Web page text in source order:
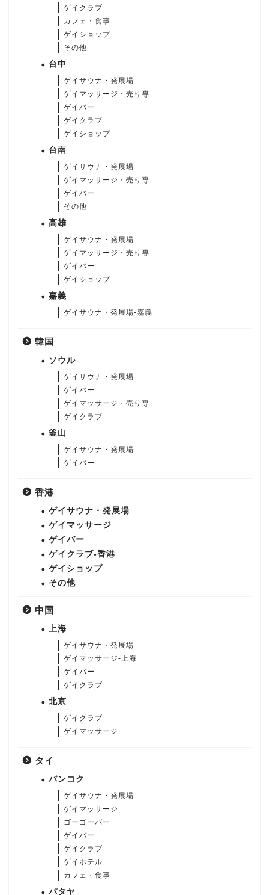
ゲイクラブ
カフェ・食事
ゲイショップ
その他
台中
ゲイサウナ・発展場
ゲイマッサージ・売り専
ゲイバー
ゲイクラブ
ゲイショップ
台南
ゲイサウナ・発展場
ゲイマッサージ・売り専
ゲイバー
その他
高雄
ゲイサウナ・発展場
ゲイマッサージ・売り専
ゲイバー
ゲイショップ
嘉義
ゲイサウナ・発展場-嘉義
韓国
ソウル
ゲイサウナ・発展場
ゲイバー
ゲイマッサージ・売り専
ゲイクラブ
釜山
ゲイサウナ・発展場
ゲイバー
香港
ゲイサウナ・発展場
ゲイマッサージ
ゲイバー
ゲイクラブ-香港
ゲイショップ
その他
中国
上海
ゲイサウナ・発展場
ゲイマッサージ-上海
ゲイバー
ゲイクラブ
北京
ゲイクラブ
ゲイマッサージ
タイ
バンコク
ゲイサウナ・発展場
ゲイマッサージ
ゴーゴーバー
ゲイバー
ゲイクラブ
ゲイホテル
カフェ・食事
パタヤ